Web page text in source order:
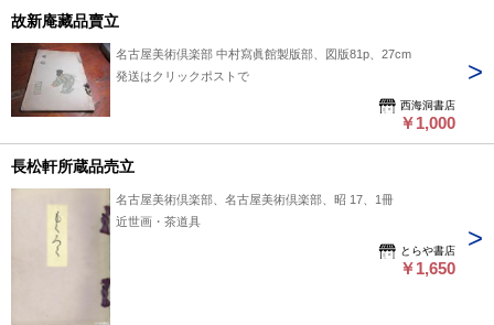
故新庵藏品賣立
名古屋美術倶楽部 中村寫眞館製版部、図版81p、27cm
発送はクリックポストで
西海洞書店
￥1,000
長松軒所蔵品売立
名古屋美術倶楽部、名古屋美術倶楽部、昭 17、1冊
近世画・茶道具
とらや書店
￥1,650